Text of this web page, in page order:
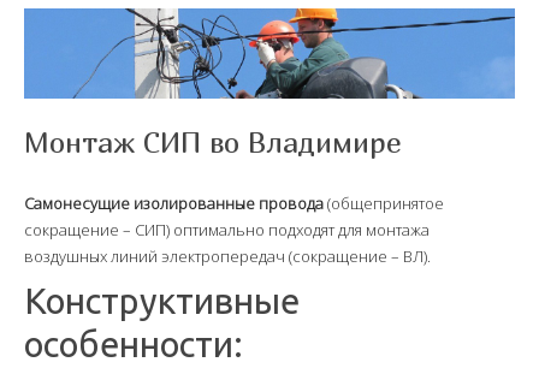
Услуги
Подключение проводов
Электромонтажные работы
Монтаж СИП
Монтаж СИП во Владимире
Самонесущие изолированные провода(общепринятое
сокращение – СИП) оптимально подходят для монтажа
воздушных линий электропередач (сокращение – ВЛ).
Конструктивные
особенности: